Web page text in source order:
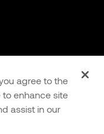
agree to the
to enhance site
assist in our